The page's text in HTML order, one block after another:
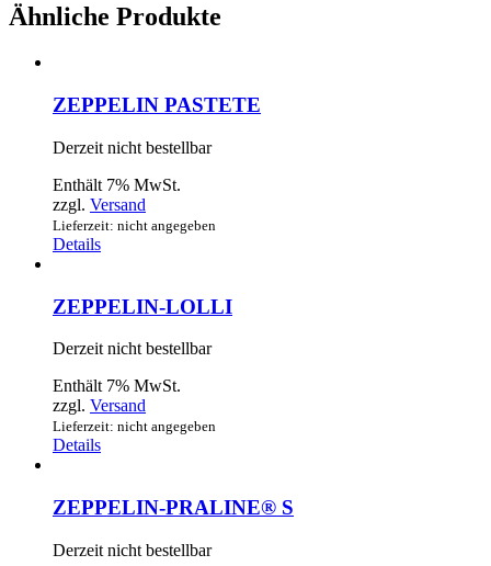
Ähnliche Produkte
ZEPPELIN PASTETE
Derzeit nicht bestellbar
Enthält 7% MwSt.
zzgl. Versand
Lieferzeit: nicht angegeben
Details
ZEPPELIN-LOLLI
Derzeit nicht bestellbar
Enthält 7% MwSt.
zzgl. Versand
Lieferzeit: nicht angegeben
Details
ZEPPELIN-PRALINE® S
Derzeit nicht bestellbar